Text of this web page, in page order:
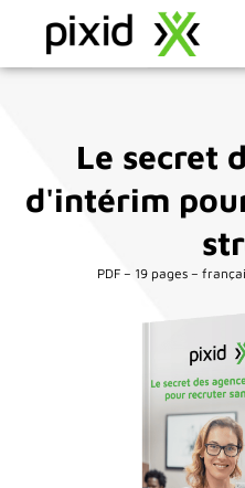
Le secret
d'intérim
PDF – 19 pages –